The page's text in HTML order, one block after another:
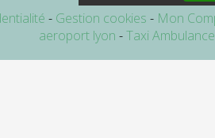
Gestion cookies Mon
aeroport lyon
Taxi Ambulance